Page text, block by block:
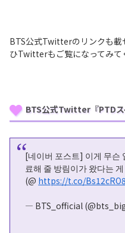
BTS公式Twitterのリンクも載
ひTwitterもご覧になってみて
BTS公式Twitter『PTDス
[네이버 포스트] 이게 무슨
료해 줄 방림이가 왔다는
(@ https://t.co/
— BTS_official